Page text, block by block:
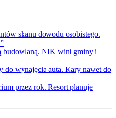
skanu dowodu osobistego.
budowlaną. NIK wini gminy i
do wynajęcia auta. Kary nawet do
przez rok. Resort planuje